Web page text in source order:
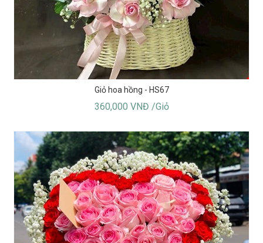
Giỏ hoa hồng - HS67
360,000 VNĐ /Giỏ